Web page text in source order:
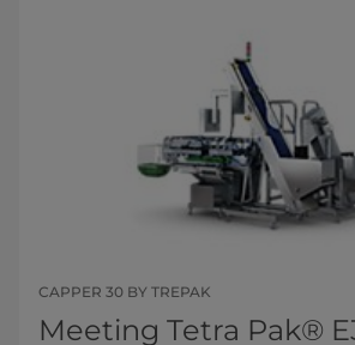
CAPPER 30 BY TREPAK
Meeting Tetra Pak®